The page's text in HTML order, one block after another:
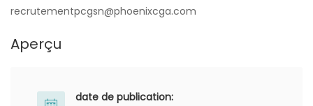
recrutementpcgsn@phoenixcga.com
Aperçu
date de publication: